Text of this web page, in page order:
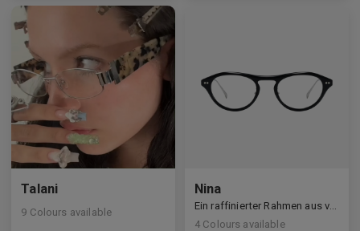
Talani
9 Colours available
Nina
Ein raffinierter Rahmen aus verschiedenen Materialien, der weiche Kurven mit klaren Linien ausbalanciert.
4 Colours available